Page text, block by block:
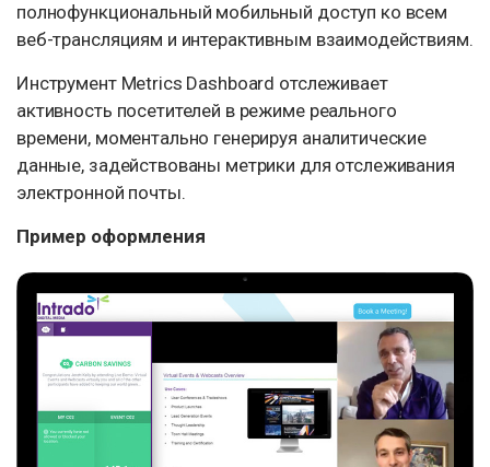
полнофункциональный мобильный доступ ко всем
веб-трансляциям и интерактивным взаимодействиям.
Инструмент Metrics Dashboard отслеживает
активность посетителей в режиме реального
времени, моментально генерируя аналитические
данные, задействованы метрики для отслеживания
электронной почты.
Пример оформления